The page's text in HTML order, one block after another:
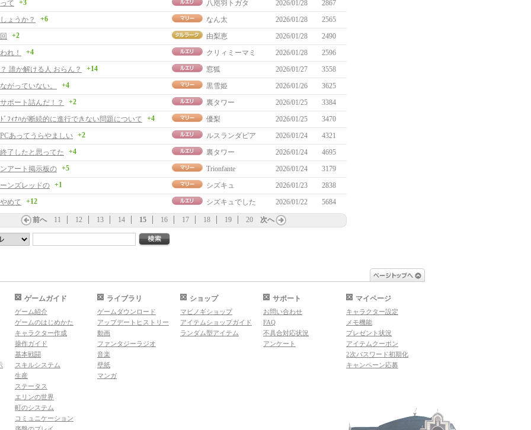
て
+3 八咫羽トガタ 2026/01/28
2867
ょうか？
+6 なん太 2026/01/28
2565
+2 由梨恵 2026/01/28
2490
れ！
+4 クリィミーマミ 2026/01/28
2596
誰か解ける人 おらん？
+14 窓狐 2026/01/27
3558
がっていない。
+4 黒雪姫 2026/01/26
3625
ポート詰んだ！？
+2 裏タワー 2026/01/25
3384
ﾞﾌｨﾅﾊが断続的に進行できない問題について
+4 優梨 2026/01/25
3470
あってうらやましい +2 ルスランダビア 2026/01/24
4321
了したと思ってた
+4 裏タワー 2026/01/24
4695
アート掲示板の +5 Trionfante 2026/01/24
3179
ンズレッドの +1 シズキュ 2026/01/23
2838
めて
+12 シズキュでした 2026/01/22 5684
前へ 11 12 13 14 15 16 17 18 19 20 次へ
ゲームガイド
ゲーム紹介
ゲームのはじめかた
キャラクター作成
操作ガイド
基本戦闘
スキルシステム
生産
ステータス
エリンの世界
町のシステム
コミュニケーション
ライブラリ
ゲームダウンロード
アップデートヒストリー
動画
ファンタジーラジオ
音楽
壁紙
マンガ
ショップ
マビノギショップ
アイテムショップガイド
ランダム型アイテム
サポート
お問い合わせ
FAQ
不具合対応状況
アンケート
マイページ
キャラクター設定
メモ機能
プレゼント状況
アイテムクーポン
2次パスワード初期化
キャンペーン応募